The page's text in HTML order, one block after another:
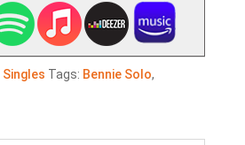
Singles Tags: Bennie Solo,